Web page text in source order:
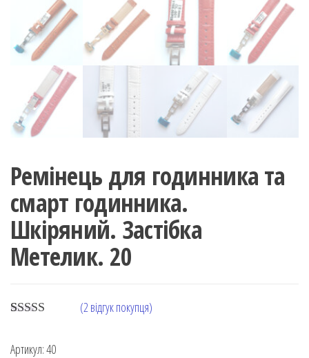
Ремінець для годинника та
смарт годинника.
Шкіряний. Застібка
Метелик. 20
based on
(2 відгук покупця)
Артикул:40